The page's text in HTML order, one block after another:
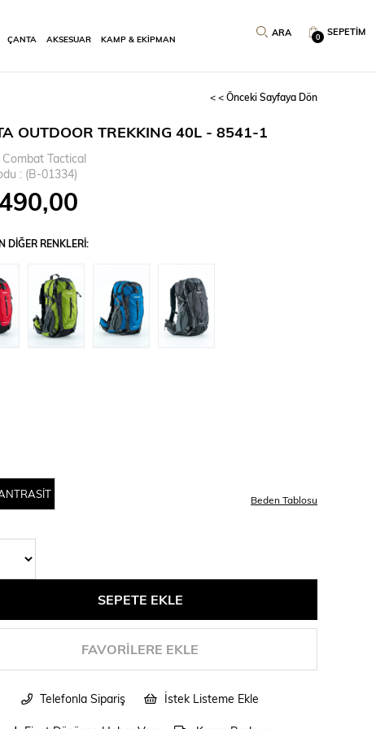
SEPETIM
0
ÇANTA AKSESUAR KAMP & EKİPMAN
< < Önceki Sayfaya Dön
OUTDOOR TREKKING 40L - 8541-1
Combat Tactical
(B-01334)
DIĞER RENKLERI:
Beden Tablosu
FAVORILERE EKLE
Telefonla Sipariş İstek Listeme Ekle